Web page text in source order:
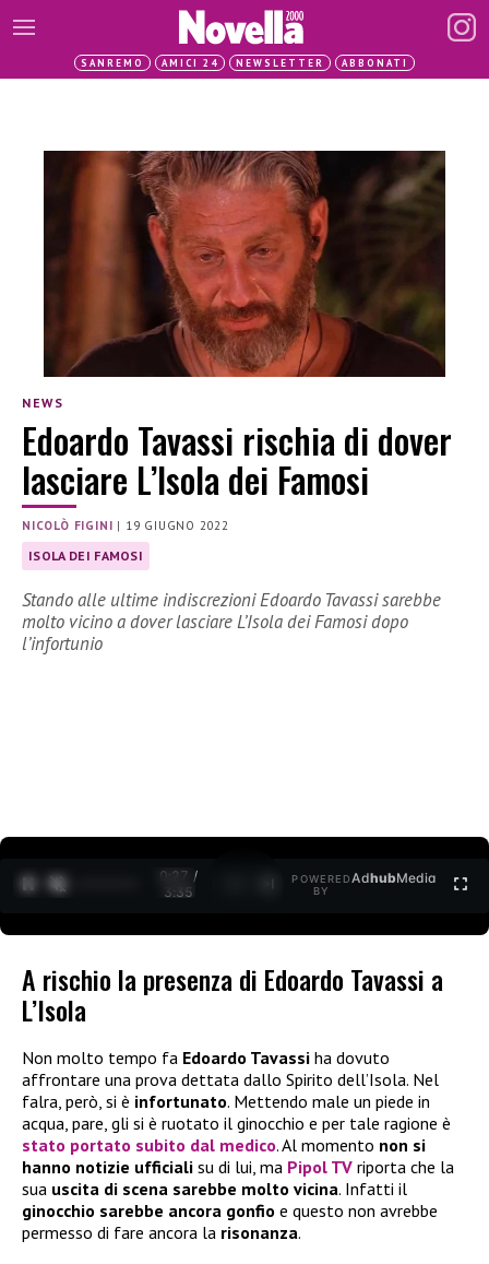
SANREMO AMICI 24 NEWSLETTER ABBONATI
NEWS
Edoardo Tavassi rischia di dover
lasciare L’Isola dei Famosi
NICOLÒ FIGINI | 19 GIUGNO 2022
ISOLA DEI FAMOSI
Stando alle ultime indiscrezioni Edoardo Tavassi sarebbe
molto vicino a dover lasciare L’Isola dei Famosi dopo
l’infortunio
0:27 /
3:35
POWERED
BY
AdhubMedia
A rischio la presenza di Edoardo Tavassi a
L’Isola
Non molto tempo fa Edoardo Tavassi ha dovuto
affrontare una prova dettata dallo Spirito dell’Isola. Nel
falra, però, si è infortunato. Mettendo male un piede in
acqua, pare, gli si è ruotato il ginocchio e per tale ragione è
stato portato subito dal medico. Al momento non si
hanno notizie ufficiali su di lui, ma Pipol TV riporta che la
sua uscita di scena sarebbe molto vicina. Infatti il
ginocchio sarebbe ancora gonfio e questo non avrebbe
permesso di fare ancora la risonanza.